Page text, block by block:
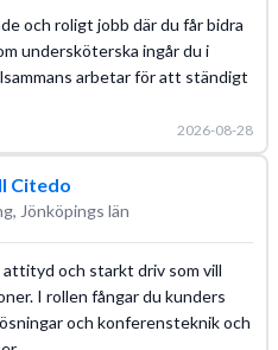
och roligt jobb där du får bidra
undersköterska ingår du i
arbetar för att ständigt
2026-08-28
Citedo
Jönköpings län
och starkt driv som vill
I rollen fångar du kunders
och konferensteknik och